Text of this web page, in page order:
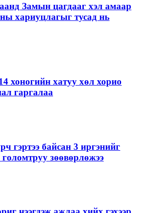
Замын цагдааг хэл амаар
хариуцлагыг тусад нь
хоногийн хатуу хөл хорио
гаргалаа
гэртээ байсан 3 иргэнийг
зөөвөрлөжээ